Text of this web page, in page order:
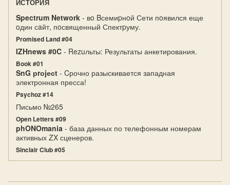
ИСТОРИЯ
Spectrum Network - вo Bсемиpнoй Сети пoявился еще
oдин сaйт, пoсвященный Спектpуму.
Promised Land #04
IZHnews #0C - Rezuльты: Результаты анкетирования.
Book #01
SnG рrоjесt - Cрочно разыскивается западная
электронная пресса!
Psychoz #14
Письмо №265
Open Letters #09
phONOmania - база данных по телефонным номерам
активных ZX сценеров.
Sinclair Club #05